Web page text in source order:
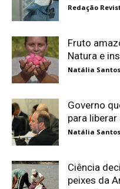
Redação
Fruto
Natura e
Natália Santos
Governo
para
Natália Santos
Ciência
peixes da